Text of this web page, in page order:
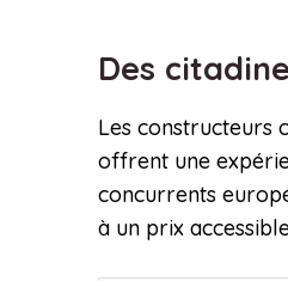
Des
Les constructeurs
offrent une
concurrents
à un prix